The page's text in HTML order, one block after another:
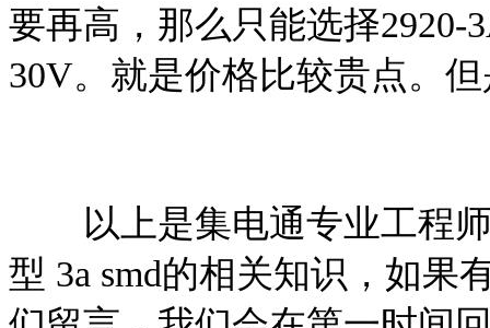
要再高，那么只能选择2920-
30V。就是价格比较贵点。
以上是集电通专业工程师
型 3a smd的相关知识 ，如果